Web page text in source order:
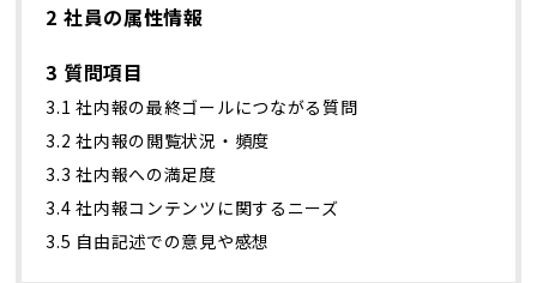
2 社員の属性情報
3 質問項目
3.1 社内報の最終ゴールにつながる質問
3.2 社内報の閲覧状況・頻度
3.3 社内報への満足度
3.4 社内報コンテンツに関するニーズ
3.5 自由記述での意見や感想